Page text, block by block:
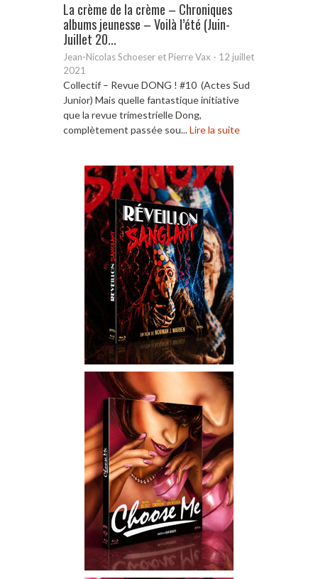
La crème de la crème – Chroniques
albums jeunesse – Voilà l’été (Juin-
Juillet 20...
Jean-Nicolas Schoeser et Pierre Vax - 12 juillet
2021
Collectif – Revue DONG ! #10 (Actes Sud
Junior) Mais quelle fantastique initiative
que la revue trimestrielle Dong,
complètement passée sou...Lire la suite